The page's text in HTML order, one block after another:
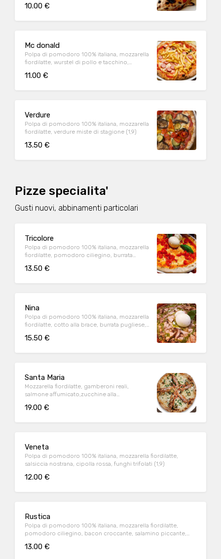
10.00 €
Mc donald
Polpa di pomodoro 100% italiana, mozzarella
fiordilatte, wurstel di pollo e tacchino,
11.00 €
Verdure
Polpa di pomodoro 100% italiana, mozzarella
fiordilatte, verdure miste di stagione (1,9)
13.50 €
Pizze specialita'
Gusti nuovi, abbinamenti particolari
Tricolore
Polpa di pomodoro 100% italiana, mozzarella
fiordilatte, pomodoro ciliegino, burrata
13.50 €
Nina
Polpa di pomodoro 100% italiana, mozzarella
fiordilatte, cotto alla brace, burrata pugliese,
15.50 €
Santa Maria
Mozzarella fiordilatte, gamberoni reali,
salmone affumicato,zucchine alla
19.00 €
Veneta
Polpa di pomodoro 100% italiana, mozzarella fiordilatte,
salsiccia nostrana, cipolla rossa, funghi trifolati (1,9)
12.00 €
Rustica
Polpa di pomodoro 100% italiana, mozzarella fiordilatte,
pomodoro ciliegino, bacon croccante, salamino piccante,
13.00 €